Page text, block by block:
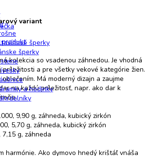
šperky
šperky
a hodinky
variant
kolekcia so vsadenou záhnedou. Je vhodná
príležitosti a pre všetky vekové kategórie žien.
Má moderný dizajn a zaujme
na každú príležitosť, napr. ako dar k
9,90 g, záhneda, kubický zirkón
5,70 g, záhneda, kubický zirkón
g, záhneda
harmónie. Ako dymovo hnedý krištáľ vnáša